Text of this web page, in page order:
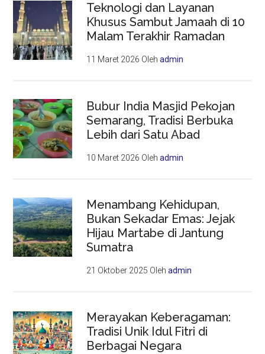
Teknologi dan Layanan
Khusus Sambut Jamaah di 10
Malam Terakhir Ramadan
11 Maret 2026 Olehadmin
Bubur India Masjid Pekojan
Semarang, Tradisi Berbuka
Lebih dari Satu Abad
10 Maret 2026 Olehadmin
Menambang Kehidupan,
Bukan Sekadar Emas: Jejak
Hijau Martabe di Jantung
Sumatra
21 Oktober 2025 Olehadmin
Merayakan Keberagaman:
Tradisi Unik Idul Fitri di
Berbagai Negara